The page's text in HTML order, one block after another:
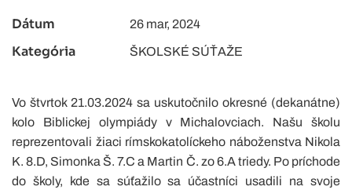
Dátum 26 mar, 2024
Kategória ŠKOLSKÉ SÚŤAŽE
Vo štvrtok 21.03.2024 sa uskutočnilo okresné (dekanátne)
kolo Biblickej olympiády v Michalovciach. Našu školu
reprezentovali žiaci rímskokatolíckeho náboženstva Nikola
K. 8.D, Simonka Š. 7.C a Martin Č. zo 6.A triedy. Po príchode
do školy, kde sa súťažilo sa účastníci usadili na svoje